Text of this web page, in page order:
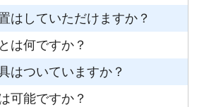
はしていただけますか？
は何ですか？
はついていますか？
可能ですか？